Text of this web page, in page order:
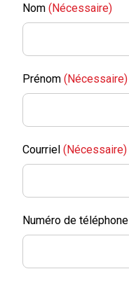
Nom (Nécessaire)
Prénom (Nécessaire)
Courriel (Nécessaire)
Numéro de téléphone